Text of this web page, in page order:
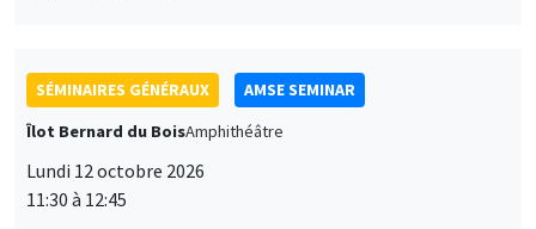
SÉMINAIRES GÉNÉRAUX
AMSE SEMINAR
Îlot Bernard du BoisAmphithéâtre
Lundi 12 octobre 2026
11:30 à 12:45